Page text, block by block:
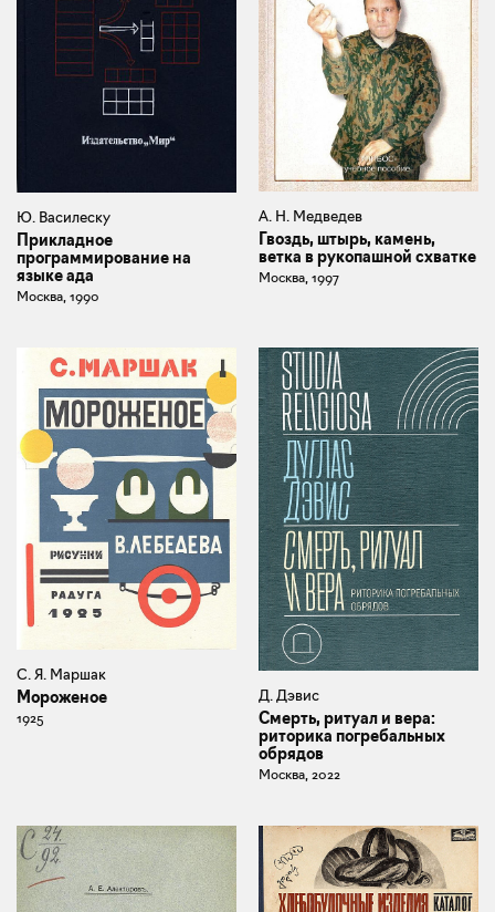
Ю. Василеску
Прикладное
программирование на
языке ада
Москва, 1990
А. Н. Медведев
Гвоздь, штырь, камень,
ветка в рукопашной схватке
Москва, 1997
С. Я. Маршак
Мороженое
1925
Д. Дэвис
Смерть, ритуал и вера:
риторика погребальных
обрядов
Москва, 2022